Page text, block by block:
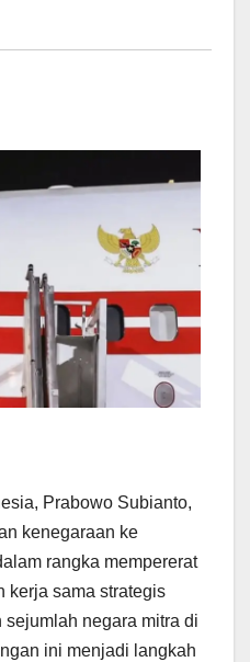
Prabowo Subianto,
kenegaraan ke
rangka mempererat
kerja sama strategis
negara mitra di
ini menjadi langkah